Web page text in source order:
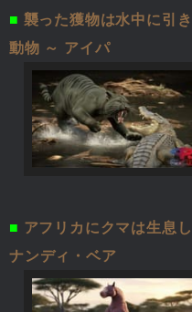
■ 襲った獲物は水中に引
動物 ～ アイパ
■ アフリカにクマは生息
ナンディ・ベア